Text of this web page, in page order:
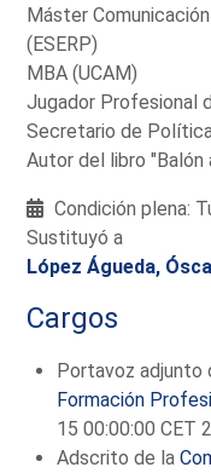
Máster
(ESERP)
MBA (UCAM)
Jugador Profesional
Secretario de
Autor del libro "Balón
Condición plena:
Sustituyó a
López Águeda,
Cargos
Portavoz adjunto
Formación
15 00:00:00 CET
Adscrito de la